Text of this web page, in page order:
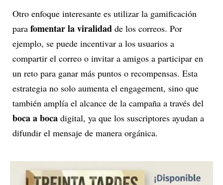
Otro enfoque interesante es utilizar la gamificación
para fomentar la viralidad de los correos. Por
ejemplo, se puede incentivar a los usuarios a
compartir el correo o invitar a amigos a participar en
un reto para ganar más puntos o recompensas. Esta
estrategia no solo aumenta el engagement, sino que
también amplía el alcance de la campaña a través del
boca a boca digital, ya que los suscriptores ayudan a
difundir el mensaje de manera orgánica.